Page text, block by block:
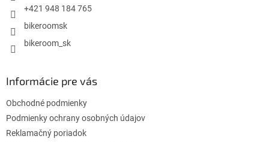
+421 948 184 765
bikeroomsk
bikeroom_sk
Informácie pre vás
Obchodné podmienky
Podmienky ochrany osobných údajov
Reklamačný poriadok